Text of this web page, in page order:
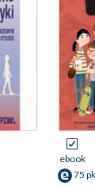
ebook
75